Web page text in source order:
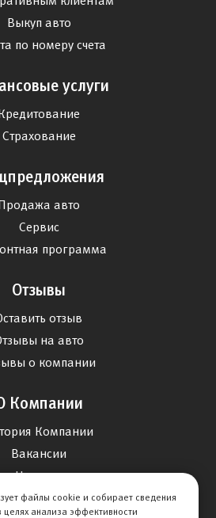
Выкуп авто
по номеру счета
услуги
Страхование
авто
Сервис
программа
Отзывы
отзыв
на авто
о компании
Компании
Компании
Вакансии
Новости
файлы cookie и собирает сведения
целях анализа эффективности